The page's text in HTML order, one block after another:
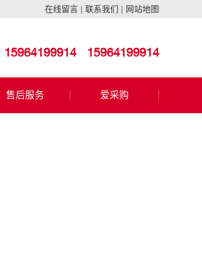
在线留言 | 联系我们 | 网站地图
15964199914 15964199914
售后服务 爱采购